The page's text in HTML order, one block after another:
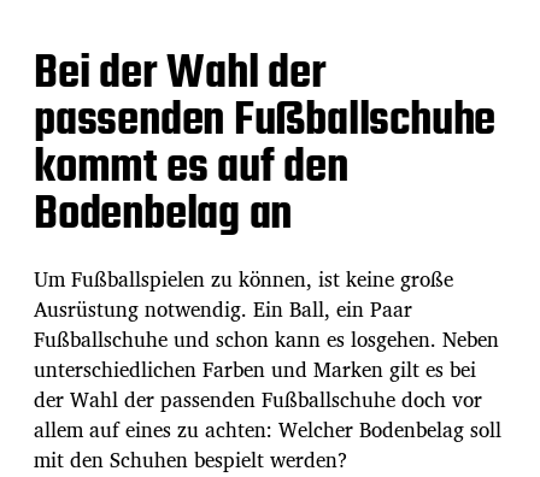
Bei der Wahl der
passenden Fußballschuhe
kommt es auf den
Bodenbelag an
Um Fußballspielen zu können, ist keine große
Ausrüstung notwendig. Ein Ball, ein Paar
Fußballschuhe und schon kann es losgehen. Neben
unterschiedlichen Farben und Marken gilt es bei
der Wahl der passenden Fußballschuhe doch vor
allem auf eines zu achten: Welcher Bodenbelag soll
mit den Schuhen bespielt werden?